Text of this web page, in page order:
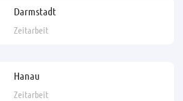
Darmstadt
Zeitarbeit
Hanau
Zeitarbeit